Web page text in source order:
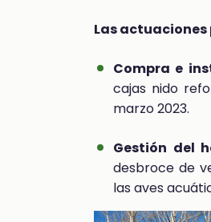
Las
Compra e
cajas nido
marzo 2023.
Gestión del
desbroce de
las aves